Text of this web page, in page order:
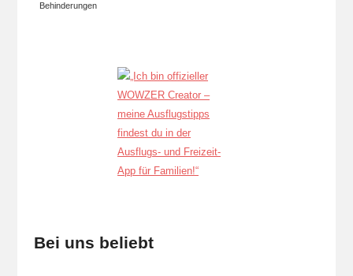
Behinderungen
Bei uns beliebt